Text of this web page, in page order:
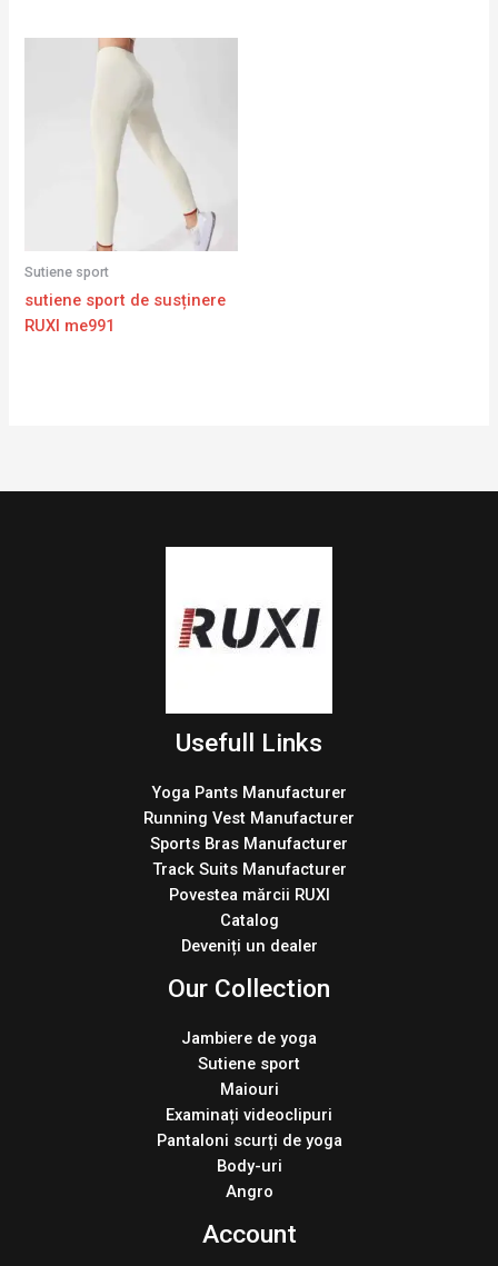
Sutiene sport
sutiene sport de susținere
RUXI me991
Usefull Links
Yoga Pants Manufacturer
Running Vest Manufacturer
Sports Bras Manufacturer
Track Suits Manufacturer
Povestea mărcii RUXI
Catalog
Deveniți un dealer
Our Collection
Jambiere de yoga
Sutiene sport
Maiouri
Examinați videoclipuri
Pantaloni scurți de yoga
Body-uri
Angro
Account